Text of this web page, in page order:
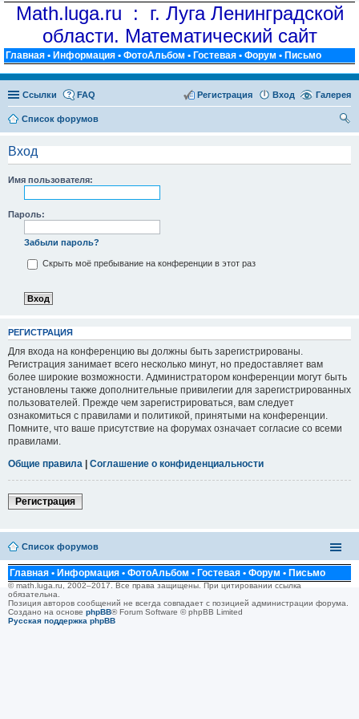
Math.luga.ru : г. Луга Ленинградской
области. Математический сайт
Главная • Информация • ФотоАльбом • Гостевая • Форум • Письмо
Ссылки Галерея
FAQ Вход
Регистрация
Список форумов
Вход
Имя пользователя:
Пароль:
Забыли пароль?
Скрыть моё пребывание на конференции в этот раз
РЕГИСТРАЦИЯ
Для входа на конференцию вы должны быть зарегистрированы.
Регистрация занимает всего несколько минут, но предоставляет вам
более широкие возможности. Администратором конференции могут быть
установлены также дополнительные привилегии для зарегистрированных
пользователей. Прежде чем зарегистрироваться, вам следует
ознакомиться с правилами и политикой, принятыми на конференции.
Помните, что ваше присутствие на форумах означает согласие со всеми
правилами.
Общие правила | Соглашение о конфиденциальности
Регистрация
Список форумов
Главная • Информация • ФотоАльбом • Гостевая • Форум • Письмо
© math.luga.ru, 2002–2017. Все права защищены. При цитировании ссылка
обязательна.
Позиция авторов сообщений не всегда совпадает с позицией администрации форума.
Создано на основе phpBB® Forum Software © phpBB Limited
Русская поддержка phpBB